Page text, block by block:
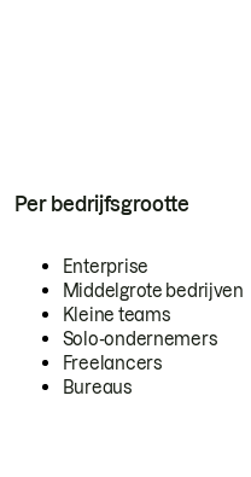
Per bedrijfsgrootte
Enterprise
Middelgrote bedrijven
Kleine teams
Solo-ondernemers
Freelancers
Bureaus